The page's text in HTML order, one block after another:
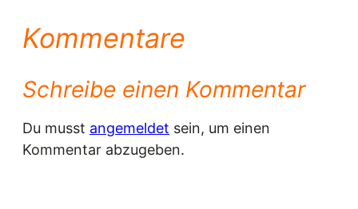
Kommentare
Schreibe einen Kommentar
Du musst angemeldet sein, um einen
Kommentar abzugeben.